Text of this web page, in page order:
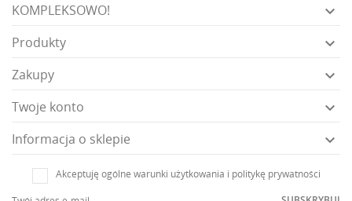
KOMPLEKSOWO! 
Produkty 
Zakupy 
Twoje konto 
Informacja o sklepie 
Akceptuję ogólne warunki użytkowania i politykę prywatności